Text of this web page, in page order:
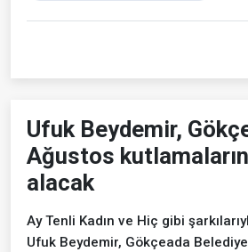
Ufuk Beydemir,
Ağustos
alacak
Ay Tenli Kadın ve Hiç gibi
Ufuk Beydemir, Gökçeada